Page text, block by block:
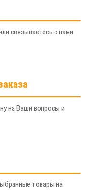
связываетесь с нами
на Ваши вопросы и
товары на